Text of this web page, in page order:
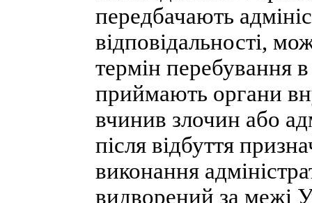
передбачають
відповідальності,
термін перебування
приймають органи
вчинив злочин або
після відбуття
виконання
видворений за межі